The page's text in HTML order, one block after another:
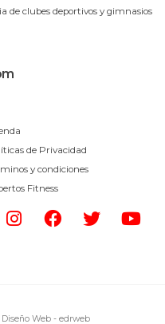
de clubes deportivos y gimnasios
de Privacidad
y condiciones
Fitness
Diseño Web - edrweb